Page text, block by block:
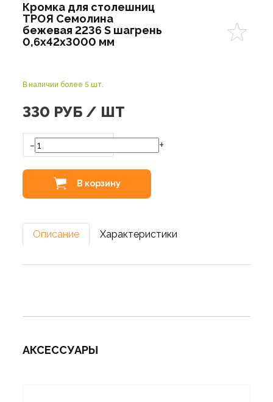
Кромка для столешниц
ТРОЯ Семолина
бежевая 2236 S шагрень
0,6х42х3000 мм
В наличии более 5 шт.
330 РУБ / ШТ
- +
В корзину
Описание Характеристики
АКСЕССУАРЫ